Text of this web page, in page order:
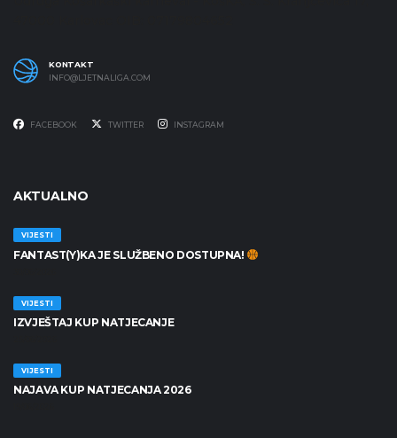
KONTAKT
INFO@LJETNALIGA.COM
FACEBOOK TWITTER INSTAGRAM
AKTUALNO
VIJESTI
FANTAST(Y)KA JE SLUŽBENO DOSTUPNA!
VIJESTI
IZVJEŠTAJ KUP NATJECANJE
VIJESTI
NAJAVA KUP NATJECANJA 2026